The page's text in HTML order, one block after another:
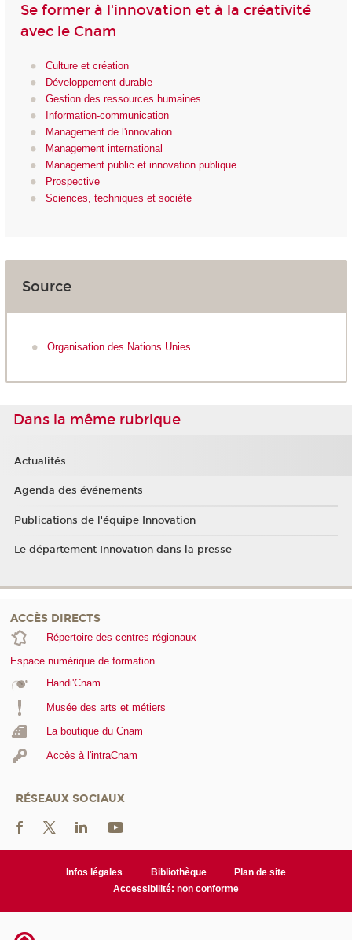
Se former à l'innovation et à la créativité
avec le Cnam
Culture et création
Développement durable
Gestion des ressources humaines
Information-communication
Management de l'innovation
Management international
Management public et innovation publique
Prospective
Sciences, techniques et société
Source
Organisation des Nations Unies
Dans la même rubrique
Actualités
Agenda des événements
Publications de l'équipe Innovation
Le département Innovation dans la presse
ACCÈS DIRECTS
Répertoire des centres régionaux
Espace numérique de formation
Handi'Cnam
Musée des arts et métiers
La boutique du Cnam
Accès à l'intraCnam
RÉSEAUX SOCIAUX
Infos légales Bibliothèque
Plan de site
Accessibilité: non conforme